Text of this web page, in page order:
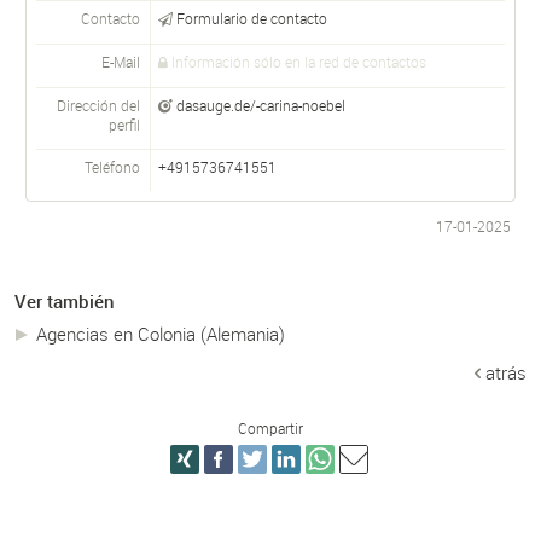
Contacto Formulario de contacto
E-Mail Información sólo en la red de contactos
Dirección del
perfil
dasauge.de/-carina-noebel
Teléfono +4915736741551
17-01-2025
Ver también
Agencias en Colonia (Alemania)
atrás
Compartir